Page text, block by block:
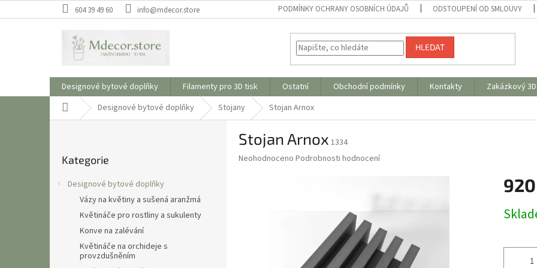
na
604 39 49 60 info@mdecor.store PODMÍNKY OCHRANY OSOBNÍCH ÚDAJŮ ODSTOUPENÍ OD SMLOUVY
HLEDAT
Designové bytové doplňky Filamenty pro 3D tisk Ostatní Obchodní podmínky Kontakty
Zakázkový
Domů Designové bytové doplňky Stojany Stojan Arnox
kategorie
Kategorie
Designové bytové doplňky
Vázy na květiny a sušená aranžmá
Květináče pro rostliny a sukulenty
Konve na zalévání
Květináče na orchideje s
provzdušněním
Stojan Arnox 1334
Průměrné
Neohodnoceno Podrobnosti hodnocení
cena: